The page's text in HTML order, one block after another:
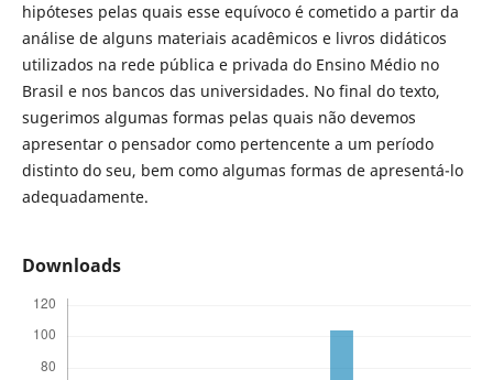
hipóteses pelas quais esse equívoco é cometido a partir da
análise de alguns materiais acadêmicos e livros didáticos
utilizados na rede pública e privada do Ensino Médio no
Brasil e nos bancos das universidades. No final do texto,
sugerimos algumas formas pelas quais não devemos
apresentar o pensador como pertencente a um período
distinto do seu, bem como algumas formas de apresentá-lo
adequadamente.
Downloads